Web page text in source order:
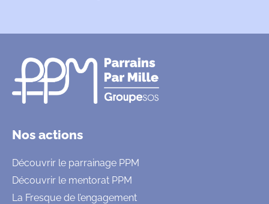
Nos actions
Découvrir le parrainage PPM
Découvrir le mentorat PPM
La Fresque de l’engagement